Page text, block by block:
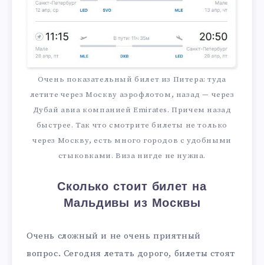
Очень показательный билет из Питера: туда
летите через Москву аэрофлотом, назад — через
Дубай авиа компанией Emirates. Причем назад
быстрее. Так что смотрите билеты не только
через Москву, есть много городов с удобными
стыковками. Виза нигде не нужна.
Сколько стоит билет на
Мальдивы из Москвы
Очень сложный и не очень приятный
вопрос. Сегодня летать дорого, билеты стоят